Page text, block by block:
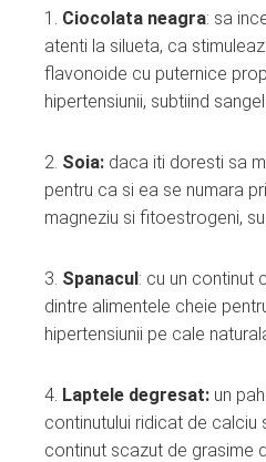
1. Ciocolata neagra: sa
atenti la silueta, ca
flavonoide cu puternice
hipertensiunii, subtiind
2. Soia: daca iti doresti sa
pentru ca si ea se numara
magneziu si fitoestrogeni,
3. Spanacul: cu un continut
dintre alimentele cheie
hipertensiunii pe cale
4. Laptele degresat: un
continutului ridicat de calciu
continut scazut de grasime